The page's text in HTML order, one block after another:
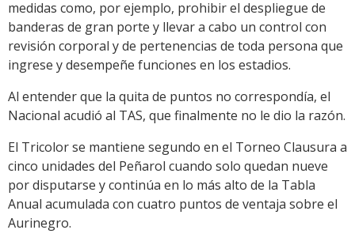
medidas como, por ejemplo, prohibir el despliegue de
banderas de gran porte y llevar a cabo un control con
revisión corporal y de pertenencias de toda persona que
ingrese y desempeñe funciones en los estadios.
Al entender que la quita de puntos no correspondía, el
Nacional acudió al TAS, que finalmente no le dio la razón.
El Tricolor se mantiene segundo en el Torneo Clausura a
cinco unidades del Peñarol cuando solo quedan nueve
por disputarse y continúa en lo más alto de la Tabla
Anual acumulada con cuatro puntos de ventaja sobre el
Aurinegro.